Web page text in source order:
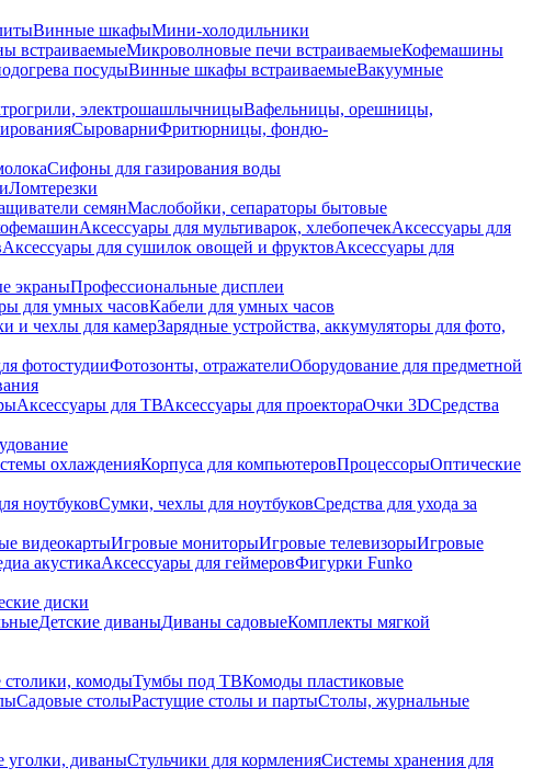
Винные шкафыМини-холодильники
встраиваемыеМикроволновые печи встраиваемыеКофемашины
посудыВинные шкафы встраиваемыеВакуумные
электрошашлычницыВафельницы, орешницы,
СыроварниФритюрницы, фондю-
Сифоны для газирования воды
Ломтерезки
семянМаслобойки, сепараторы бытовые
Аксессуары для мультиварок, хлебопечекАксессуары для
Аксессуары для сушилок овощей и фруктовАксессуары для
экраныПрофессиональные дисплеи
для умных часовКабели для умных часов
и чехлы для камерЗарядные устройства, аккумуляторы для фото,
фотостудииФотозонты, отражателиОборудование для предметной
Аксессуары для ТВАксессуары для проектораОчки 3DСредства
охлажденияКорпуса для компьютеровПроцессорыОптические
ноутбуковСумки, чехлы для ноутбуковСредства для ухода за
видеокартыИгровые мониторыИгровые телевизорыИгровые
акустикаАксессуары для геймеровФигурки Funko
диски
Детские диваныДиваны садовыеКомплекты мягкой
комодыТумбы под ТВКомоды пластиковые
Садовые столыРастущие столы и партыСтолы, журнальные
уголки, диваныСтульчики для кормленияСистемы хранения для